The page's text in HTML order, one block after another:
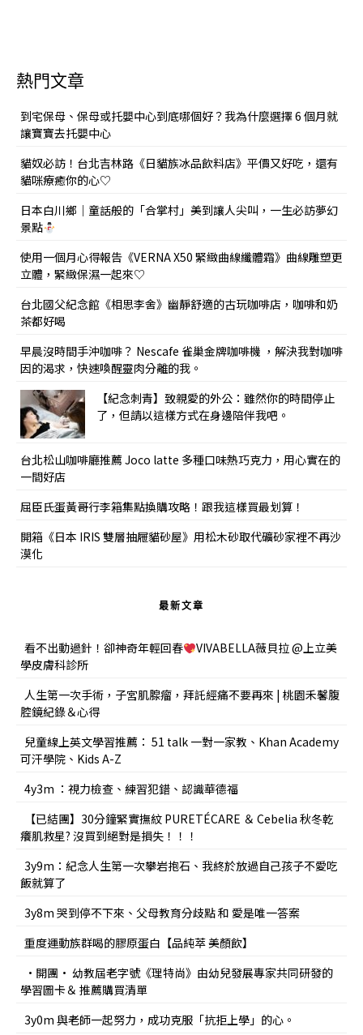
熱門文章
到宅保母、保母或托嬰中心到底哪個好？我為什麼選擇 6 個月就
讓寶寶去托嬰中心
貓奴必訪！台北吉林路《日貓族冰品飲料店》平價又好吃，還有
貓咪療癒你的心♡
日本白川鄉｜童話般的「合掌村」美到讓人尖叫，一生必訪夢幻
景點
使用一個月心得報告《VERNA X50 緊緻曲線纖體霜》曲線雕塑更
立體，緊緻保濕一起來♡
台北國父紀念館《相思李舍》幽靜舒適的古玩咖啡店，咖啡和奶
茶都好喝
早晨沒時間手沖咖啡？ Nescafe 雀巢金牌咖啡機 ，解決我對咖啡
因的渴求，快速喚醒靈肉分離的我。
【紀念刺青】致親愛的外公：雖然你的時間停止
了，但請以這樣方式在身邊陪伴我吧。
台北松山咖啡廳推薦 Joco latte 多種口味熱巧克力，用心實在的
一間好店
屈臣氏蛋黃哥行李箱集點換購攻略！跟我這樣買最划算！
開箱《日本 IRIS 雙層抽屜貓砂屋》用松木砂取代礦砂家裡不再沙
漠化
最新文章
看不出動過針！卻神奇年輕回春
VIVABELLA薇貝拉 @上立美
學皮膚科診所
人生第一次手術，子宮肌腺瘤，拜託經痛不要再來 | 桃園禾馨腹
腔鏡紀錄＆心得
兒童線上英文學習推薦： 51 talk 一對一家教、Khan Academy
可汗學院、Kids A-Z
4y3m ：視力檢查、練習犯錯、認識華德福
【已結團】30分鐘緊實撫紋 PURETÉCARE ＆ Cebelia 秋冬乾
癢肌救星? 沒買到絕對是損失！！！
3y9m：紀念人生第一次攀岩抱石、我終於放過自己孩子不愛吃
飯就算了
3y8m 哭到停不下來、父母教育分歧點 和 愛是唯一答案
重度運動族群喝的膠原蛋白【品純萃 美顏飲】
•開團• 幼教屆老字號《理特尚》由幼兒發展專家共同研發的
學習圖卡＆ 推薦購買清單
3y0m 與老師一起努力，成功克服「抗拒上學」的心。